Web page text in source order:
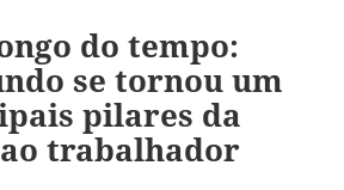
do tempo:
se tornou um
pilares da
trabalhador